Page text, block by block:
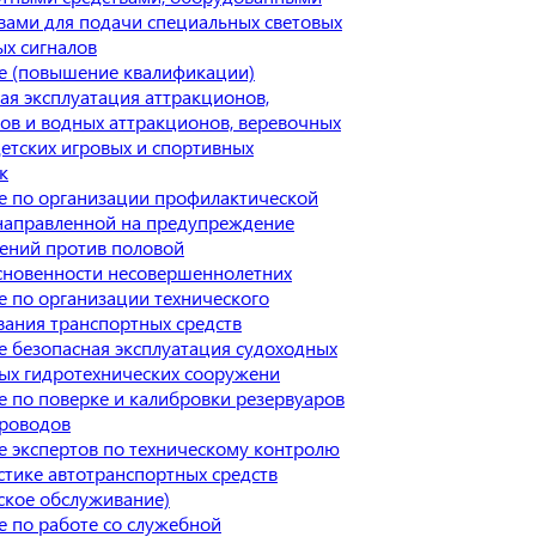
для подачи специальных световых
сигналов
(повышение квалификации)
эксплуатация аттракционов,
и водных аттракционов, веревочных
игровых и спортивных
по организации профилактической
на предупреждение
против половой
несовершеннолетних
по организации технического
транспортных средств
безопасная эксплуатация судоходных
гидротехнических сооружени
по поверке и калибровки резервуаров
экспертов по техническому контролю
автотранспортных средств
обслуживание)
по работе со служебной